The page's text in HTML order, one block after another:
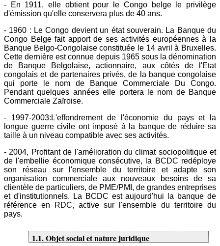
- En 1911, elle obtient pour le Congo belge le privilège
d'émission qu'elle conservera plus de 40 ans.
- 1960 : Le Congo devient un état souverain. La Banque du
Congo Belge fait apport de ses activités européennes à la
Banque Belgo-Congolaise constituée le 14 avril à Bruxelles.
Cette dernière est connue depuis 1965 sous la dénomination
de Banque Belgolaise, actionnaire, aux côtés de l'Etat
congolais et de partenaires privés, de la banque congolaise
qui porte le nom de Banque Commerciale Du Congo.
Pendant quelques années elle portera le nom de Banque
Commerciale Zaïroise.
- 1997-2003:L'effondrement de l'économie du pays et la
longue guerre civile ont imposé à la banque de réduire sa
taille à un niveau compatible avec ses activités.
- 2004, Profitant de l'amélioration du climat sociopolitique et
de l'embellie économique consécutive, la BCDC redéploye
son réseau sur l'ensemble du territoire et adapte son
organisation commerciale aux nouveaux besoins de sa
clientèle de particuliers, de PME/PMI, de grandes entreprises
et d'institutionnels. La BCDC est aujourd'hui la banque de
référence en RDC, active sur l'ensemble du territoire du
pays.
1.1. Objet social et nature juridique